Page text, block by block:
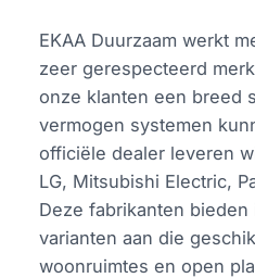
EKAA Duurzaam werkt
zeer gerespecteerd
onze klanten een breed
vermogen systemen
officiële dealer leveren
LG, Mitsubishi Electric,
Deze fabrikanten
varianten aan die
woonruimtes en open